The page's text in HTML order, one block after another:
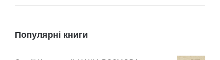
Популярні книги